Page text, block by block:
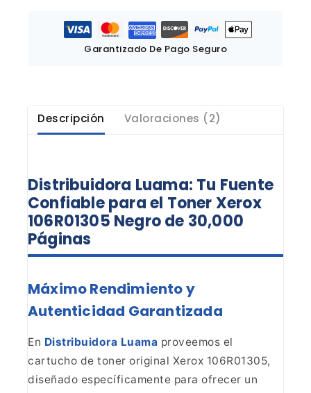
Garantizado De Pago Seguro
Descripción Valoraciones (2)
Distribuidora Luama: Tu Fuente
Confiable para el Toner Xerox
106R01305 Negro de 30,000
Páginas
Máximo Rendimiento y
Autenticidad Garantizada
En Distribuidora Luama proveemos el
cartucho de toner original Xerox 106R01305,
diseñado específicamente para ofrecer un